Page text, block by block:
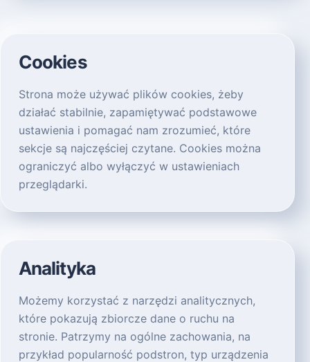
Cookies
Strona może używać plików cookies, żeby
działać stabilnie, zapamiętywać podstawowe
ustawienia i pomagać nam zrozumieć, które
sekcje są najczęściej czytane. Cookies można
ograniczyć albo wyłączyć w ustawieniach
przeglądarki.
Analityka
Możemy korzystać z narzędzi analitycznych,
które pokazują zbiorcze dane o ruchu na
stronie. Patrzymy na ogólne zachowania, na
przykład popularność podstron, typ urządzenia